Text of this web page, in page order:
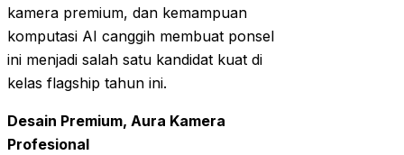
kamera premium, dan kemampuan
komputasi AI canggih membuat ponsel
ini menjadi salah satu kandidat kuat di
kelas flagship tahun ini.
Desain Premium, Aura Kamera
Profesional